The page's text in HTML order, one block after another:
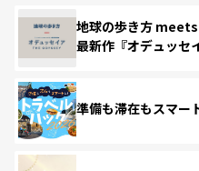
地球の歩き方 meets
最新作『オデュッセ
準備も滞在もスマ